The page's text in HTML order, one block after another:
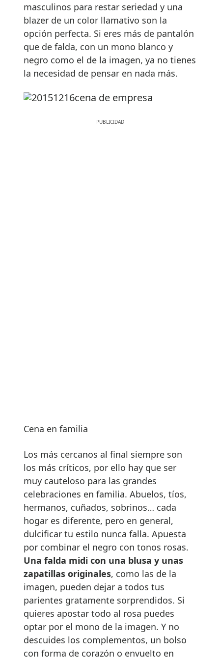
masculinos para restar seriedad y una
blazer de un color llamativo son la
opción perfecta. Si eres más de pantalón
que de falda, con un mono blanco y
negro como el de la imagen, ya no tienes
la necesidad de pensar en nada más.
Cena en familia
Los más cercanos al final siempre son
los más críticos, por ello hay que ser
muy cauteloso para las grandes
celebraciones en familia. Abuelos, tíos,
hermanos, cuñados, sobrinos… cada
hogar es diferente, pero en general,
dulcificar tu estilo nunca falla. Apuesta
por combinar el negro con tonos rosas.
Una falda midi con una blusa y unas
zapatillas originales, como las de la
imagen, pueden dejar a todos tus
parientes gratamente sorprendidos. Si
quieres apostar todo al rosa puedes
optar por el mono de la imagen. Y no
descuides los complementos, un bolso
con forma de corazón o envuelto en